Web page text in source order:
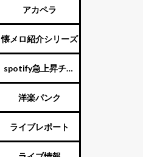
アカペラ
懐メロ紹介シリーズ
spotify急上昇チャ
ート
洋楽パンク
ライブレポート